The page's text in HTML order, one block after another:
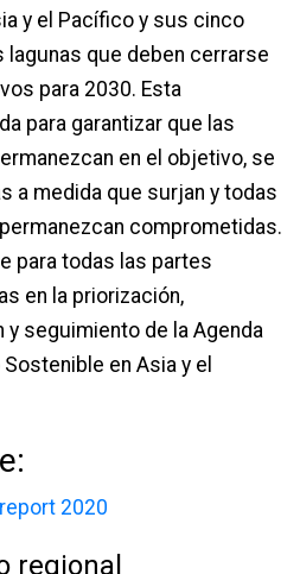
y el Pacífico y sus cinco
lagunas que deben cerrarse
para 2030. Esta
para garantizar que las
en el objetivo, se
a medida que surjan y todas
comprometidas.
para todas las partes
en la priorización,
y seguimiento de la Agenda
en Asia y el
regional